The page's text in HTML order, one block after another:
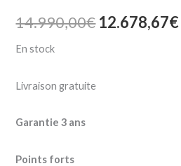
14.990,00€ 12.678,67€
En stock
Livraison gratuite
Garantie 3 ans
Points forts